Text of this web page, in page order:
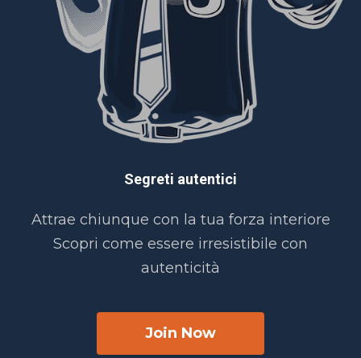
Segreti autentici
Attrae chiunque con la tua forza interiore
Scopri come essere irresistibile con
autenticità
Join Now